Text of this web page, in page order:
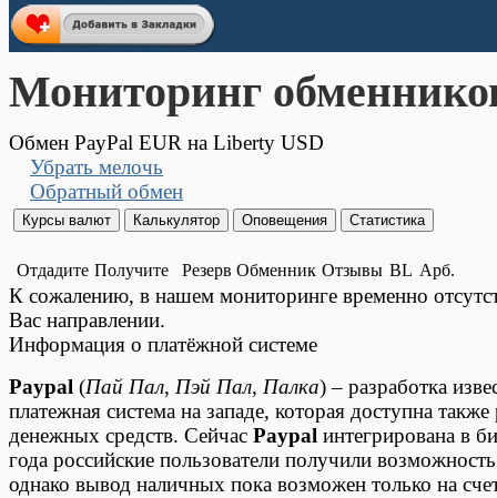
Мониторинг
Обмен PayPal EUR на Liberty USD
Убрать мелочь
Обратный обмен
Отдадите Получите Резерв Обменник Отзывы BL Арб.
К сожалению, в нашем мониторинге временно
Вас направлении.
Информация о платёжной системе
Paypal (Пай Пал, Пэй Пал, Палка) – разработка
платежная система на западе, которая доступна
денежных средств. Сейчас Paypal интегрирована в
года российские пользователи получили
однако вывод наличных пока возможен только на